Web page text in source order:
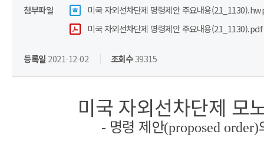
첨부파일
미국 자외선차단제 명령제안 주요내용
미국 자외선차단제 명령제안 주요내용(21_1130).pdf
등록일 2021-12-02 조회수39315
미국 자외선차단제 모
- 명령 제안(proposed order)